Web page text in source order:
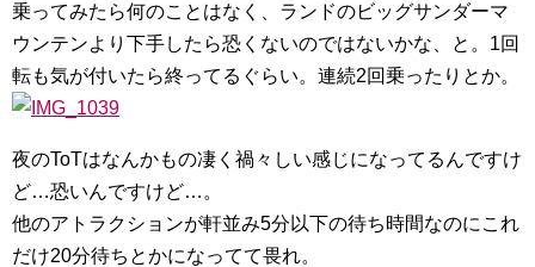
乗ってみたら何のことはなく、ランドのビッグサンダーマ
ウンテンより下手したら恐くないのではないかな、と。1回
転も気が付いたら終ってるぐらい。連続2回乗ったりとか。
夜のToTはなんかもの凄く禍々しい感じになってるんですけ
ど…恐いんですけど…。
他のアトラクションが軒並み5分以下の待ち時間なのにこれ
だけ20分待ちとかになってて畏れ。